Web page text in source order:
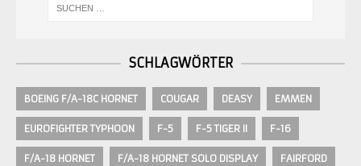
SCHLAGWÖRTER
BOEING F/A-18C HORNET COUGAR DEASY EMMEN
EUROFIGHTER TYPHOON F-5 F-5 TIGER II F-16
F/A-18 HORNET F/A-18 HORNET SOLO DISPLAY FAIRFORD